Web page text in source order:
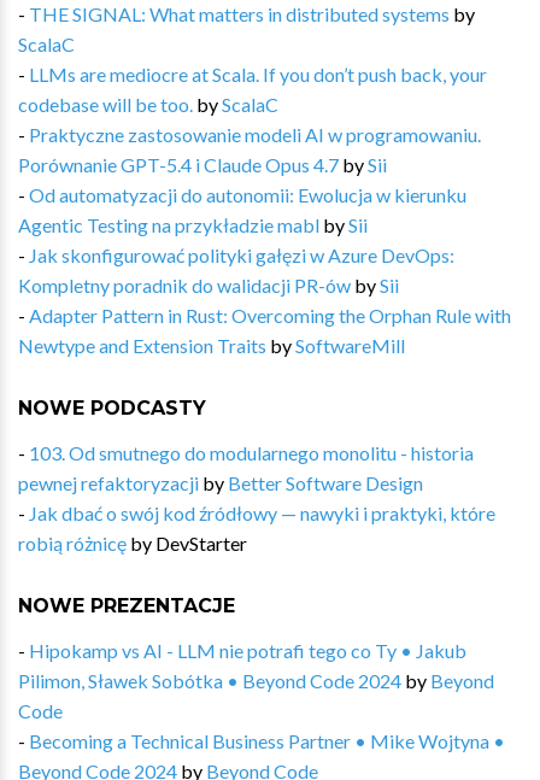
- THE SIGNAL: What matters in distributed systems by
ScalaC
- LLMs are mediocre at Scala. If you don’t push back, your
codebase will be too. byScalaC
- Praktyczne zastosowanie modeli AI w programowaniu.
Porównanie GPT-5.4 i Claude Opus 4.7 bySii
- Od automatyzacji do autonomii: Ewolucja w kierunku
Agentic Testing na przykładzie mabl bySii
- Jak skonfigurować polityki gałęzi w Azure DevOps:
Kompletny poradnik do walidacji PR-ów bySii
- Adapter Pattern in Rust: Overcoming the Orphan Rule with
Newtype and Extension Traits bySoftwareMill
NOWE PODCASTY
- 103. Od smutnego do modularnego monolitu - historia
pewnej refaktoryzacji by Better Software Design
- Jak dbać o swój kod źródłowy — nawyki i praktyki, które
robią różnicę by DevStarter
NOWE PREZENTACJE
- Hipokamp vs AI - LLM nie potrafi tego co Ty • Jakub
Pilimon, Sławek Sobótka • Beyond Code 2024 by Beyond
Code
- Becoming a Technical Business Partner • Mike Wojtyna •
Beyond Code 2024 by Beyond Code